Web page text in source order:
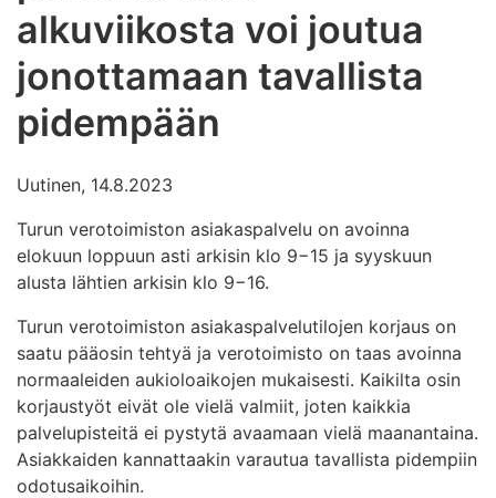
alkuviikosta voi joutua
jonottamaan tavallista
pidempään
Uutinen, 14.8.2023
Turun verotoimiston asiakaspalvelu on avoinna
elokuun loppuun asti arkisin klo 9−15 ja syyskuun
alusta lähtien arkisin klo 9−16.
Turun verotoimiston asiakaspalvelutilojen korjaus on
saatu pääosin tehtyä ja verotoimisto on taas avoinna
normaaleiden aukioloaikojen mukaisesti. Kaikilta osin
korjaustyöt eivät ole vielä valmiit, joten kaikkia
palvelupisteitä ei pystytä avaamaan vielä maanantaina.
Asiakkaiden kannattaakin varautua tavallista pidempiin
odotusaikoihin.